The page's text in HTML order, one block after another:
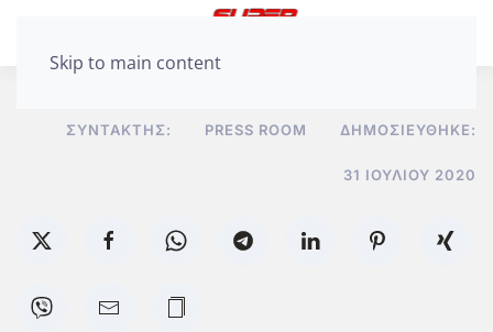
Skip to main content
ΣΥΝΤΆΚΤΗΣ: PRESS ROOM ΔΗΜΟΣΙΕΎΘΗΚΕ:
31 ΙΟΥΛΊΟΥ 2020